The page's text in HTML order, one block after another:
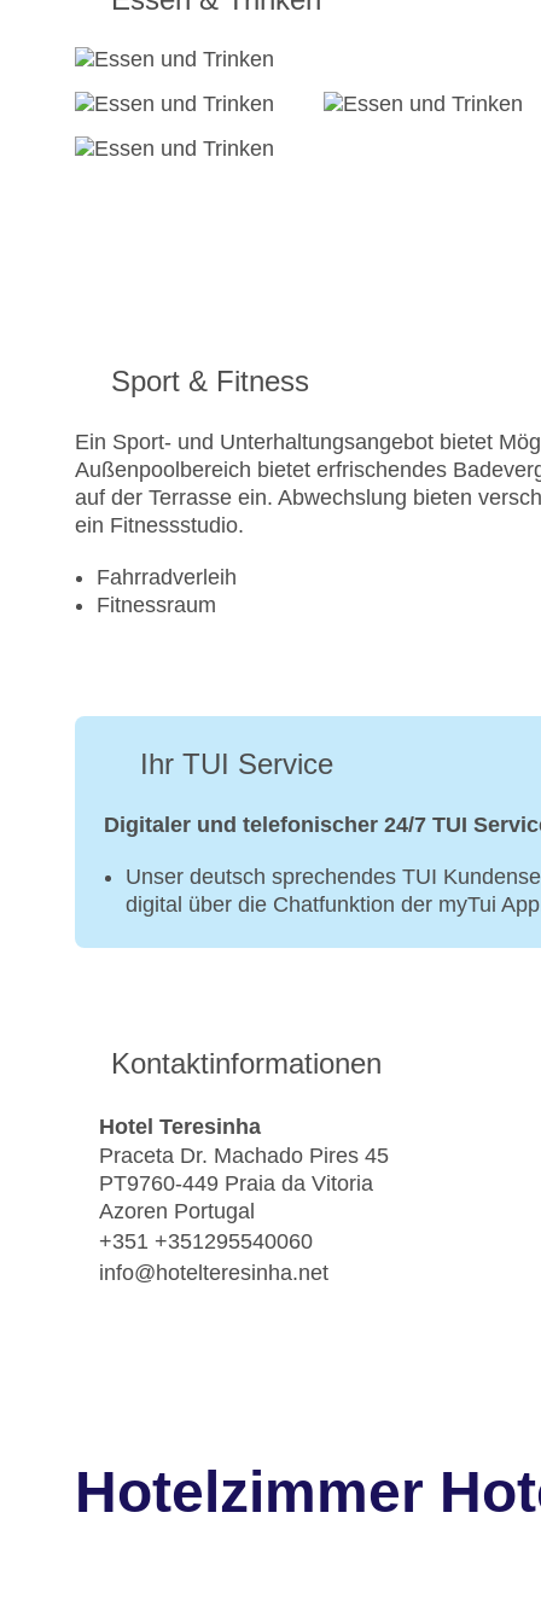
Sport & Fitness
Ein Sport- und Unterhaltungsangebot bietet
Außenpoolbereich bietet erfrischendes
auf der Terrasse ein. Abwechslung bieten
ein Fitnessstudio.
Fahrradverleih
Fitnessraum
Ihr TUI Service
Digitaler und telefonischer 24/7 TUI
Unser deutsch sprechendes TUI
digital über die Chatfunktion der myTui
Kontaktinformationen
Hotel Teresinha
Praceta Dr. Machado Pires 45
PT9760-449 Praia da Vitoria
Azoren Portugal
+351 +351295540060
info@hotelteresinha.net
Hotelzimmer